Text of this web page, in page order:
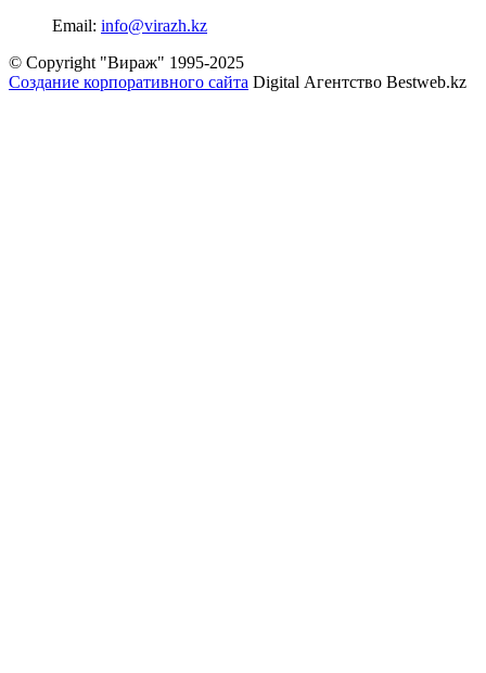
Email: info@virazh.kz
© Copyright "Вираж" 1995-2025
Создание корпоративного сайта Digital Агентство Bestweb.kz